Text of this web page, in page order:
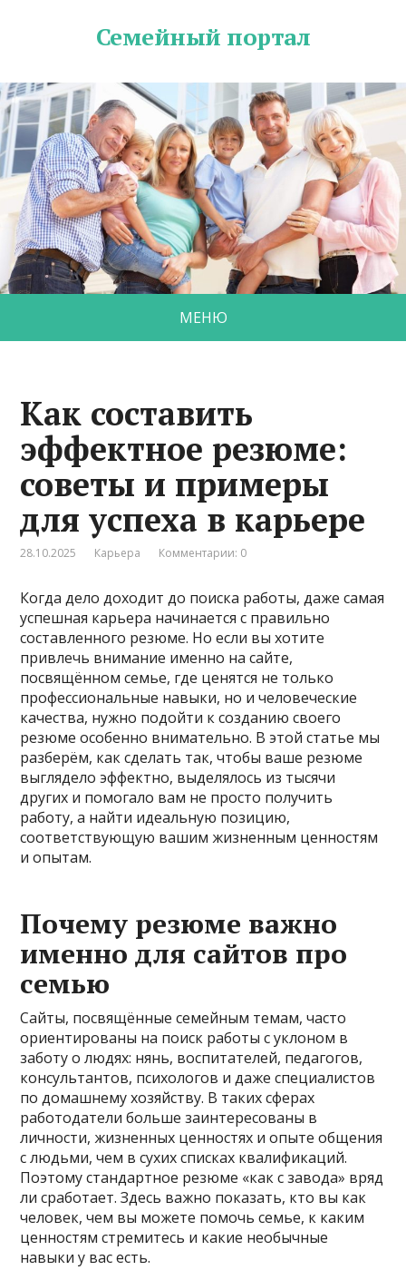
Семейный портал
МЕНЮ
Как составить
эффектное резюме:
советы и примеры
для успеха в карьере
28.10.2025 Карьера Комментарии: 0
Когда дело доходит до поиска работы, даже самая
успешная карьера начинается с правильно
составленного резюме. Но если вы хотите
привлечь внимание именно на сайте,
посвящённом семье, где ценятся не только
профессиональные навыки, но и человеческие
качества, нужно подойти к созданию своего
резюме особенно внимательно. В этой статье мы
разберём, как сделать так, чтобы ваше резюме
выглядело эффектно, выделялось из тысячи
других и помогало вам не просто получить
работу, а найти идеальную позицию,
соответствующую вашим жизненным ценностям
и опытам.
Почему резюме важно
именно для сайтов про
семью
Сайты, посвящённые семейным темам, часто
ориентированы на поиск работы с уклоном в
заботу о людях: нянь, воспитателей, педагогов,
консультантов, психологов и даже специалистов
по домашнему хозяйству. В таких сферах
работодатели больше заинтересованы в
личности, жизненных ценностях и опыте общения
с людьми, чем в сухих списках квалификаций.
Поэтому стандартное резюме «как с завода» вряд
ли сработает. Здесь важно показать, кто вы как
человек, чем вы можете помочь семье, к каким
ценностям стремитесь и какие необычные
навыки у вас есть.